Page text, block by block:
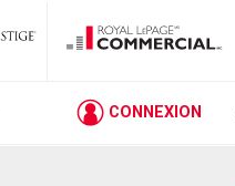
CONNEXION